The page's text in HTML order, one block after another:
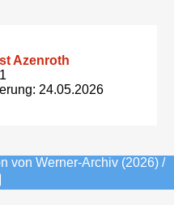
Azenroth
24.05.2026
von Werner-Archiv (2026) /